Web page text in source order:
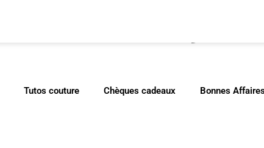
Tutos couture Chèques cadeaux Bonnes